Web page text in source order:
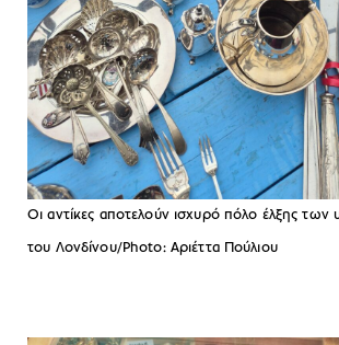
Οι αντίκες αποτελούν ισχυρό πόλο έλξης των
του Λονδίνου/Photo: Aριέττα Πούλιου